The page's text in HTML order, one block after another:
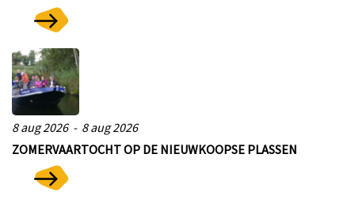
8 aug 2026 - 8 aug 2026
ZOMERVAARTOCHT OP DE NIEUWKOOPSE PLASSEN